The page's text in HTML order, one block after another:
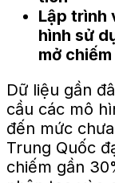
Lập trình
hình sử
mở
Dữ liệu gần
cầu các mô
đến mức
Trung Quốc
chiếm gần